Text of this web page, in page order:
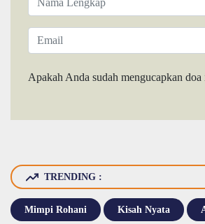
Apakah Anda sudah mengucapkan doa
TRENDING :
Mimpi Rohani Kisah Nyata